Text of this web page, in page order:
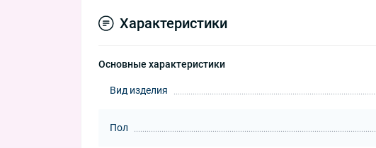
Характеристики
Основные характеристики
Вид изделия
Пол